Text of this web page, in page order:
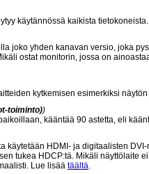
käytännössä kaikista
joko yhden kanavan versio, joka
ostat monitorin, jossa on
kytkemisen esimerkiksi
toiminto))
kääntää 90 astetta, eli
HDMI- ja digitaalisten
tukea HDCP:tä. Mikäli näyttölaite
Lue lisää täältä.